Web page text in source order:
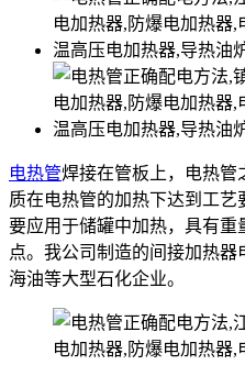
电热管焊接在管板上，电热管
质在电热管的加热下达到工
要应用于储罐中加热，具有
点。我公司制造的间接加热
海油等大型石化企业。